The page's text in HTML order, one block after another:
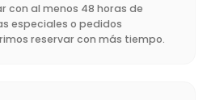
con al menos 48 horas de
especiales o pedidos
reservar con más tiempo.